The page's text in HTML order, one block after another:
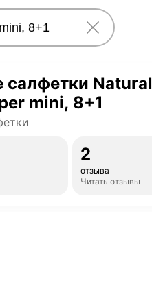
Natural
mini, 8+1
2
отзыва
Читать отзывы